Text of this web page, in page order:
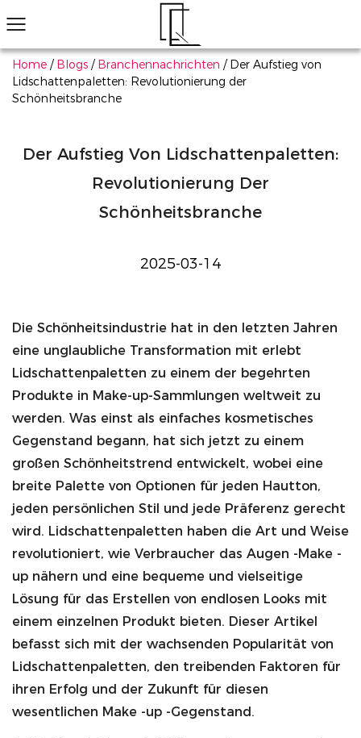
Home / Blogs / Branchennachrichten / Der Aufstieg von
Lidschattenpaletten: Revolutionierung der
Schönheitsbranche
Der Aufstieg Von Lidschattenpaletten:
Revolutionierung Der
Schönheitsbranche
2025-03-14
Die Schönheitsindustrie hat in den letzten Jahren
eine unglaubliche Transformation mit erlebt
Lidschattenpaletten zu einem der begehrten
Produkte in Make-up-Sammlungen weltweit zu
werden. Was einst als einfaches kosmetisches
Gegenstand begann, hat sich jetzt zu einem
großen Schönheitstrend entwickelt, wobei eine
breite Palette von Optionen für jeden Hautton,
jeden persönlichen Stil und jede Präferenz gerecht
wird. Lidschattenpaletten haben die Art und Weise
revolutioniert, wie Verbraucher das Augen -Make -
up nähern und eine bequeme und vielseitige
Lösung für das Erstellen von endlosen Looks mit
einem einzelnen Produkt bieten. Dieser Artikel
befasst sich mit der wachsenden Popularität von
Lidschattenpaletten, den treibenden Faktoren für
ihren Erfolg und der Zukunft für diesen
wesentlichen Make -up -Gegenstand.